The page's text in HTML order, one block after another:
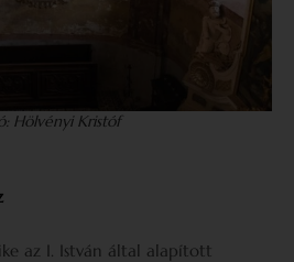
Hölvényi Kristóf
az I. István által alapított